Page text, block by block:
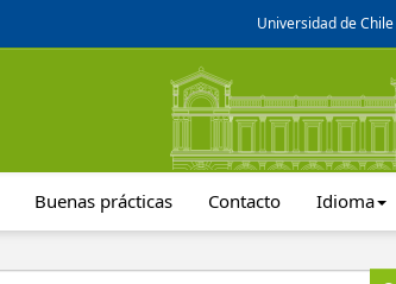
Universidad de Chile
Buenas prácticas Contacto Idioma